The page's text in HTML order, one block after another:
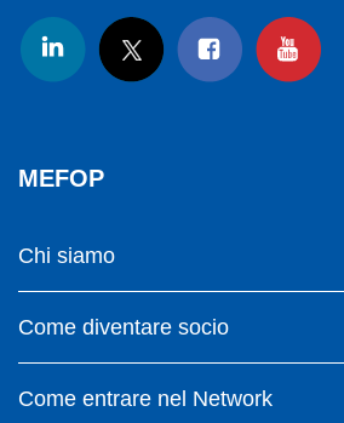
MEFOP
Chi siamo
Come diventare socio
Come entrare nel Network